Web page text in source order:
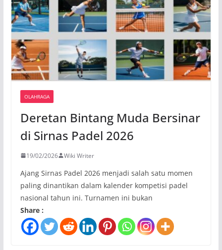
OLAHRAGA
Deretan Bintang Muda Bersinar
di Sirnas Padel 2026
19/02/2026 Wiki Writer
Ajang Sirnas Padel 2026 menjadi salah satu momen
paling dinantikan dalam kalender kompetisi padel
nasional tahun ini. Turnamen ini bukan
Share :